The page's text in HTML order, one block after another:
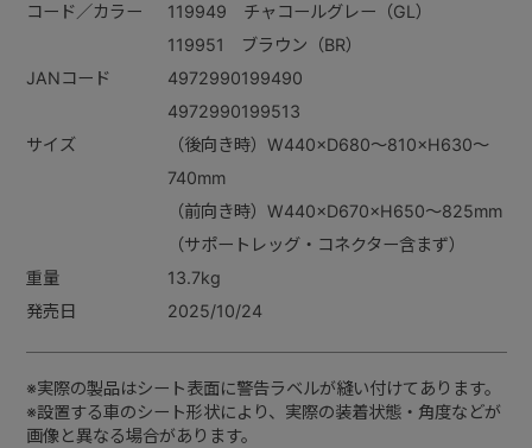
コード／カラー
119949 チャコールグレー（GL）
119951 ブラウン（BR）
JANコード
4972990199490
4972990199513
サイズ
（後向き時）W440×D680～810×H630～
740mm
（前向き時）W440×D670×H650～825mm
（サポートレッグ・コネクター含まず）
重量
13.7kg
発売日
2025/10/24
※実際の製品はシート表面に警告ラベルが縫い付けてあります。
※設置する車のシート形状により、実際の装着状態・角度などが
画像と異なる場合があります。